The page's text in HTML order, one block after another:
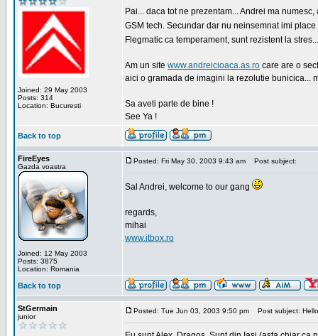
Joined: 29 May 2003
Posts: 314
Location: Bucuresti
Pai... daca tot ne prezentam... Andrei ma
GSM tech. Secundar dar nu neinsemnat imi
Flegmatic ca temperament, sunt rezistent la
Am un site www.andreicioaca.as.ro care are o
aici o gramada de imagini la rezolutie bunicica...
Sa aveti parte de bine !
See Ya !
Back to top
FireEyes
Gazda voastra
Joined: 12 May 2003
Posts: 3875
Location: Romania
Posted: Fri May 30, 2003 9:43 am Post subject:
Sal Andrei, welcome to our gang
regards,
mihai
www.itbox.ro
Back to top
StGermain
junior
Posted: Tue Jun 03, 2003 9:50 pm Post subject: